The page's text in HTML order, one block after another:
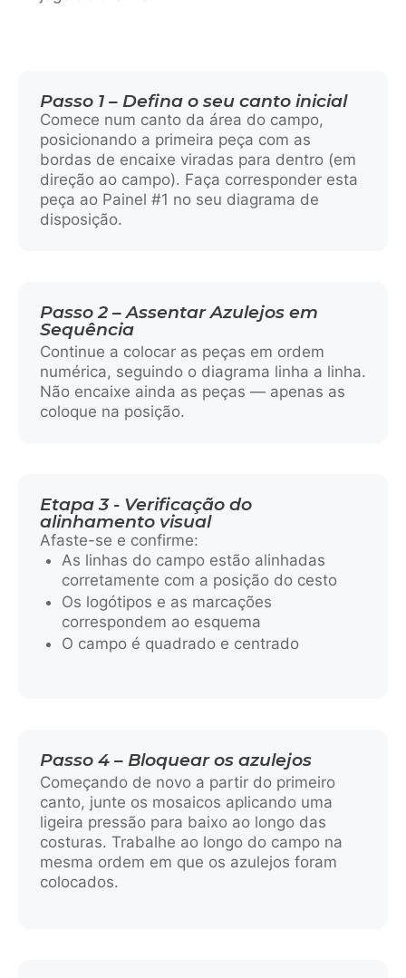
Passo 1 – Defina o seu canto inicial
Comece num canto da área do campo,
posicionando a primeira peça com as
bordas de encaixe viradas para dentro (em
direção ao campo). Faça corresponder esta
peça ao Painel #1 no seu diagrama de
disposição.
Passo 2 – Assentar Azulejos em
Sequência
Continue a colocar as peças em ordem
numérica, seguindo o diagrama linha a linha.
Não encaixe ainda as peças — apenas as
coloque na posição.
Etapa 3 - Verificação do
alinhamento visual
Afaste-se e confirme:
As linhas do campo estão alinhadas
corretamente com a posição do cesto
Os logótipos e as marcações
correspondem ao esquema
O campo é quadrado e centrado
Passo 4 – Bloquear os azulejos
Começando de novo a partir do primeiro
canto, junte os mosaicos aplicando uma
ligeira pressão para baixo ao longo das
costuras. Trabalhe ao longo do campo na
mesma ordem em que os azulejos foram
colocados.